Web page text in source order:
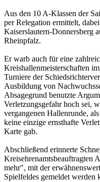
Aus den 10 A-Klassen der
per Relegation ermittelt,
Kaiserslautern-Donnersberg
Rheinpfalz.
Er warb auch für eine
Kreishallenmeisterschaften
Turniere der
Ausbildung von
Absagegrund benutzte
Verletzungsgefahr hoch sei,
vergangenen Hallenrunde,
keine einzige ernsthafte
Karte gab.
Abschließend erinnerte
Kreisehrenamtsbeauftragten
mehr", mit der
Spielfeldes gemeldet werden